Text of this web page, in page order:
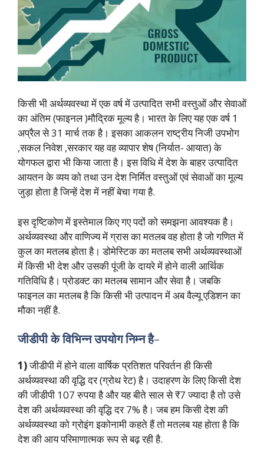
किसी भी अर्थव्यवस्था में एक वर्ष में उत्पादित सभी वस्तुओं और सेवाओं
का अंतिम (फाइनल )मौद्रिक मूल्य है। भारत के लिए यह एक वर्ष 1
अप्रैल से 31 मार्च तक है। इसका आकलन राष्ट्रीय निजी उपभोग
,सकल निवेश ,सरकार यह वह व्यापार शेष (निर्यात- आयात) के
योगफल द्वारा भी किया जाता है। इस विधि में देश के बाहर उत्पादित
आयतन के व्यय को तथा उन देश निर्मित वस्तुओं एवं सेवाओं का मूल्य
जुड़ा होता है जिन्हें देश में नहीं बेचा गया है.
इस दृष्टिकोण में इस्तेमाल किए गए पदों को समझना आवश्यक है।
अर्थव्यवस्था और वाणिज्य में ग्रास का मतलब वह होता है जो गणित में
कुल का मतलब होता है। डोमेस्टिक का मतलब सभी अर्थव्यवस्थाओं
में किसी भी देश और उसकी पूंजी के दायरे में होने वाली आर्थिक
गतिविधि है। प्रोडक्ट का मतलब सामान और सेवा है। जबकि
फाइनल का मतलब है कि किसी भी उत्पादन में अब वैल्यू एडिशन का
मौका नहीं है.
जीडीपी के विभिन्न उपयोग निम्न है–
1)जीडीपी में होने वाला वार्षिक प्रतिशत परिवर्तन ही किसी
अर्थव्यवस्था की वृद्धि दर (ग्रोथ रेट) है। उदाहरण के लिए किसी देश
की जीडीपी 107 रुपया है और यह बीते साल से ₹7 ज्यादा है तो उसे
देश की अर्थव्यवस्था की वृद्धि दर 7% है। जब हम किसी देश की
अर्थव्यवस्था को ग्रोइंग इकोनामी कहते हैं तो मतलब यह होता है कि
देश की आय परिमाणात्मक रूप से बढ़ रही है.